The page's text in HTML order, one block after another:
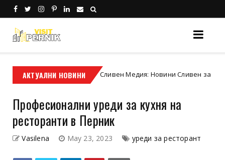
АКТУАЛНИ НОВИНИ
Сливен Сливен Медия: Новини Сливен за хората,
Професионални уреди за кухня на
ресторанти в Перник
Vasilena May 23, 2023 уреди за ресторант